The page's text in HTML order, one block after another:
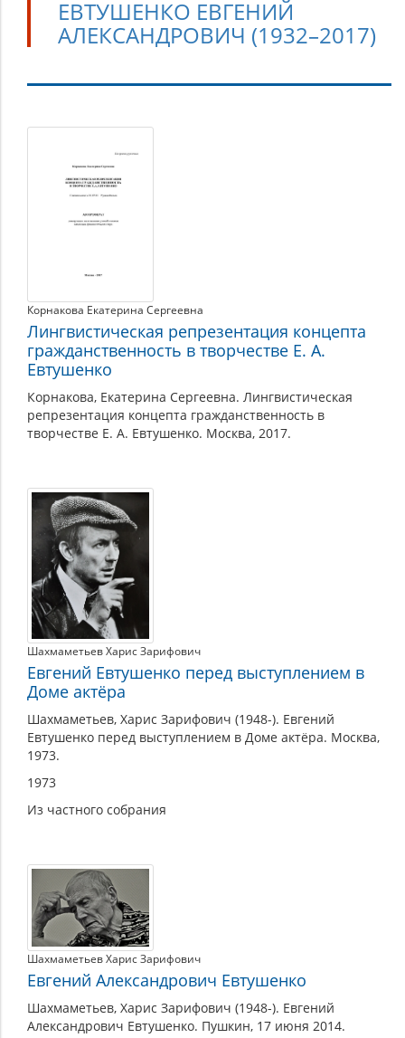
ЕВТУШЕНКО ЕВГЕНИЙ
АЛЕКСАНДРОВИЧ (1932–2017)
Евтушенко
Евгений
Александрович
(1932–
2017)
Корнакова Екатерина Сергеевна
Лингвистическая репрезентация концепта
гражданственность в творчестве Е. А.
Евтушенко
Корнакова, Екатерина Сергеевна. Лингвистическая
репрезентация концепта гражданственность в
творчестве Е. А. Евтушенко. Москва, 2017.
Шахмаметьев Харис Зарифович
Евгений Евтушенко перед выступлением в
Доме актёра
Шахмаметьев, Харис Зарифович (1948-). Евгений
Евтушенко перед выступлением в Доме актёра. Москва,
1973.
1973
Из частного собрания
Шахмаметьев Харис Зарифович
Евгений Александрович Евтушенко
Шахмаметьев, Харис Зарифович (1948-). Евгений
Александрович Евтушенко. Пушкин, 17 июня 2014.